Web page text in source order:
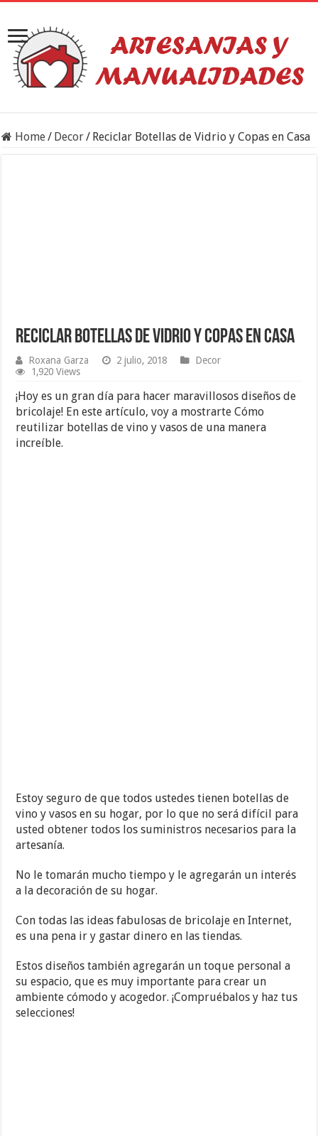
Home/ Decor/ Reciclar Botellas de Vidrio y Copas en Casa
Reciclar Botellas de Vidrio y Copas en Casa
Roxana Garza 2 julio, 2018
Decor
1,920 Views
¡Hoy es un gran día para hacer maravillosos diseños de
bricolaje! En este artículo, voy a mostrarte Cómo
reutilizar botellas de vino y vasos de una manera
increíble.
Estoy seguro de que todos ustedes tienen botellas de
vino y vasos en su hogar, por lo que no será difícil para
usted obtener todos los suministros necesarios para la
artesanía.
No le tomarán mucho tiempo y le agregarán un interés
a la decoración de su hogar.
Con todas las ideas fabulosas de bricolaje en Internet,
es una pena ir y gastar dinero en las tiendas.
Estos diseños también agregarán un toque personal a
su espacio, que es muy importante para crear un
ambiente cómodo y acogedor. ¡Compruébalos y haz tus
selecciones!